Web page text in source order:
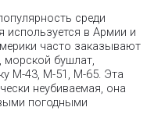
среди
используется в Армии и
часто заказывают
морской бушлат,
M-43, M-51, M-65. Эта
неубиваемая, она
погодными